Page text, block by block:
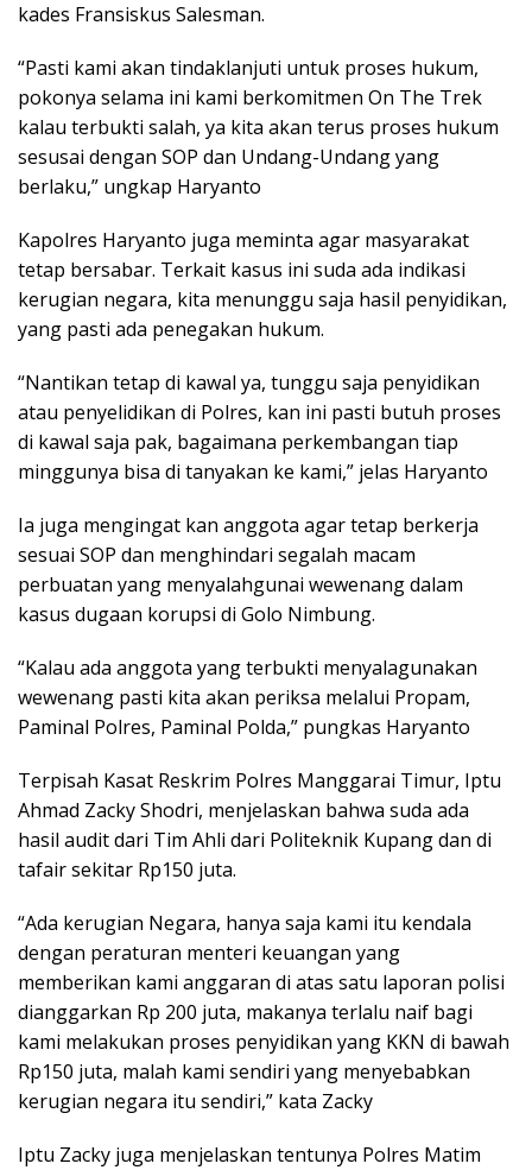
kades Fransiskus Salesman.
“Pasti kami akan tindaklanjuti untuk proses hukum,
pokonya selama ini kami berkomitmen On The Trek
kalau terbukti salah, ya kita akan terus proses hukum
sesusai dengan SOP dan Undang-Undang yang
berlaku,” ungkap Haryanto
Kapolres Haryanto juga meminta agar masyarakat
tetap bersabar. Terkait kasus ini suda ada indikasi
kerugian negara, kita menunggu saja hasil penyidikan,
yang pasti ada penegakan hukum.
“Nantikan tetap di kawal ya, tunggu saja penyidikan
atau penyelidikan di Polres, kan ini pasti butuh proses
di kawal saja pak, bagaimana perkembangan tiap
minggunya bisa di tanyakan ke kami,” jelas Haryanto
Ia juga mengingat kan anggota agar tetap berkerja
sesuai SOP dan menghindari segalah macam
perbuatan yang menyalahgunai wewenang dalam
kasus dugaan korupsi di Golo Nimbung.
“Kalau ada anggota yang terbukti menyalagunakan
wewenang pasti kita akan periksa melalui Propam,
Paminal Polres, Paminal Polda,” pungkas Haryanto
Terpisah Kasat Reskrim Polres Manggarai Timur, Iptu
Ahmad Zacky Shodri, menjelaskan bahwa suda ada
hasil audit dari Tim Ahli dari Politeknik Kupang dan di
tafair sekitar Rp150 juta.
“Ada kerugian Negara, hanya saja kami itu kendala
dengan peraturan menteri keuangan yang
memberikan kami anggaran di atas satu laporan polisi
dianggarkan Rp 200 juta, makanya terlalu naif bagi
kami melakukan proses penyidikan yang KKN di bawah
Rp150 juta, malah kami sendiri yang menyebabkan
kerugian negara itu sendiri,” kata Zacky
Iptu Zacky juga menjelaskan tentunya Polres Matim